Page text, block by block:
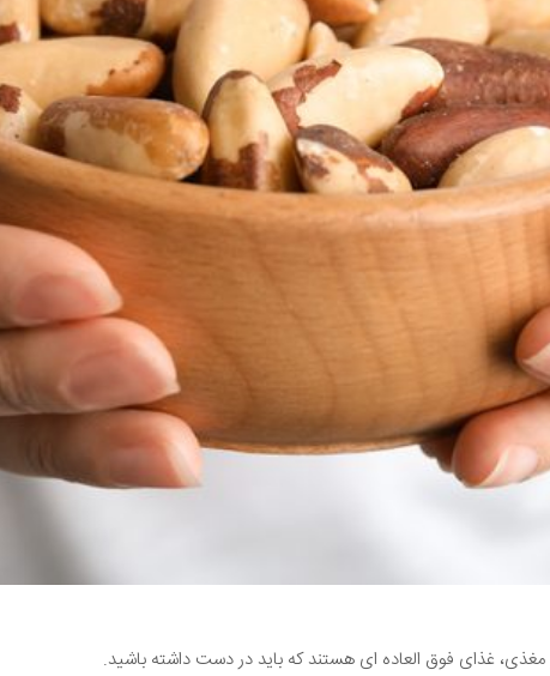
غذای فوق العاده ای هستند که باید در دست داشته باشید.